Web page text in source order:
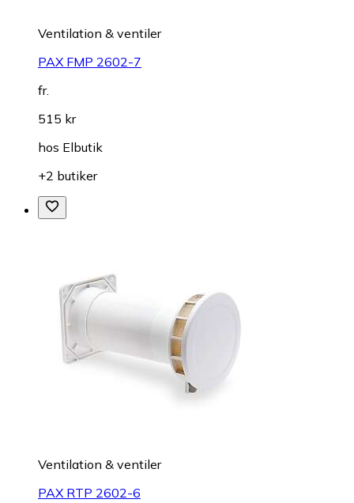
Ventilation & ventiler
PAX FMP 2602-7
fr.
515 kr
hos Elbutik
+2 butiker
Ventilation & ventiler
PAX RTP 2602-6